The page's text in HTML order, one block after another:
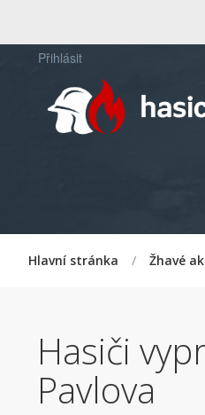
Přihlásit
Hlavní stránka / Žhavé
Hasiči
Pavlova